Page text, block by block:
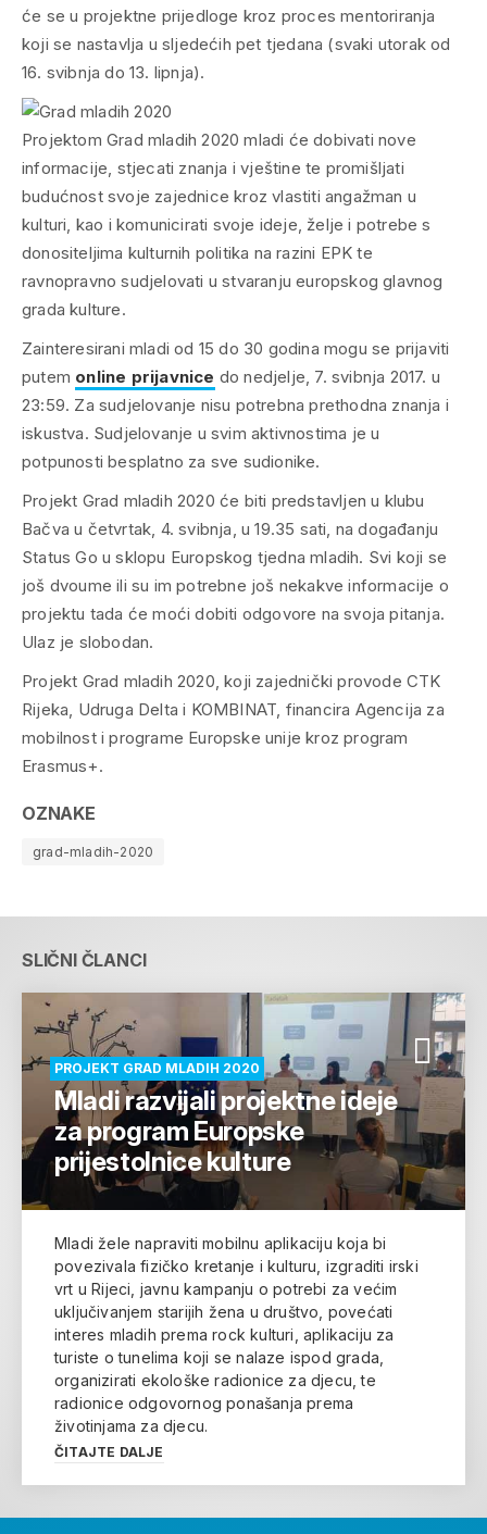
će se u projektne prijedloge kroz proces mentoriranja
koji se nastavlja u sljedećih pet tjedana (svaki utorak od
16. svibnja do 13. lipnja).
Projektom Grad mladih 2020 mladi će dobivati nove
informacije, stjecati znanja i vještine te promišljati
budućnost svoje zajednice kroz vlastiti angažman u
kulturi, kao i komunicirati svoje ideje, želje i potrebe s
donositeljima kulturnih politika na razini EPK te
ravnopravno sudjelovati u stvaranju europskog glavnog
grada kulture.
Zainteresirani mladi od 15 do 30 godina mogu se prijaviti
putem online prijavnice do nedjelje, 7. svibnja 2017. u
23:59. Za sudjelovanje nisu potrebna prethodna znanja i
iskustva. Sudjelovanje u svim aktivnostima je u
potpunosti besplatno za sve sudionike.
Projekt Grad mladih 2020 će biti predstavljen u klubu
Bačva u četvrtak, 4. svibnja, u 19.35 sati, na događanju
Status Go u sklopu Europskog tjedna mladih. Svi koji se
još dvoume ili su im potrebne još nekakve informacije o
projektu tada će moći dobiti odgovore na svoja pitanja.
Ulaz je slobodan.
Projekt Grad mladih 2020, koji zajednički provode CTK
Rijeka, Udruga Delta i KOMBINAT, financira Agencija za
mobilnost i programe Europske unije kroz program
Erasmus+.
OZNAKE
grad-mladih-2020
SLIČNI ČLANCI
PROJEKT GRAD MLADIH 2020
Mladi razvijali projektne ideje
za program Europske
prijestolnice kulture
Mladi žele napraviti mobilnu aplikaciju koja bi
povezivala fizičko kretanje i kulturu, izgraditi irski
vrt u Rijeci, javnu kampanju o potrebi za većim
uključivanjem starijih žena u društvo, povećati
interes mladih prema rock kulturi, aplikaciju za
turiste o tunelima koji se nalaze ispod grada,
organizirati ekološke radionice za djecu, te
radionice odgovornog ponašanja prema
životinjama za djecu.
ČITAJTE DALJE